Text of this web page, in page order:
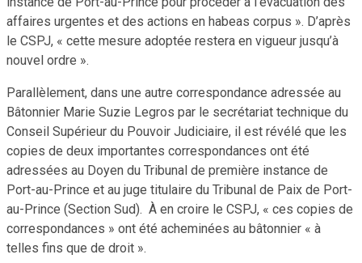
affaires urgentes et des actions en habeas corpus ». D’après
le CSPJ, « cette mesure adoptée restera en vigueur jusqu’à
nouvel ordre ».
Parallèlement, dans une autre correspondance adressée au
Bâtonnier Marie Suzie Legros par le secrétariat technique du
Conseil Supérieur du Pouvoir Judiciaire, il est révélé que les
copies de deux importantes correspondances ont été
adressées au Doyen du Tribunal de première instance de
Port-au-Prince et au juge titulaire du Tribunal de Paix de Port-
au-Prince (Section Sud). À en croire le CSPJ, « ces copies de
correspondances » ont été acheminées au bâtonnier « à
telles fins que de droit ».